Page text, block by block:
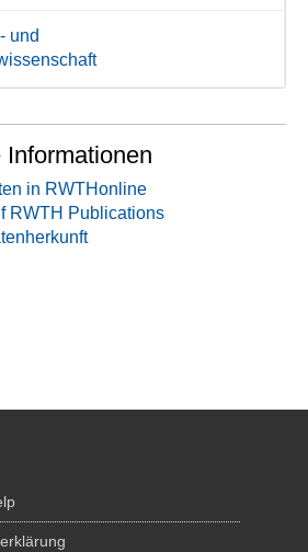
und
in RWTHonline
RWTH Publications